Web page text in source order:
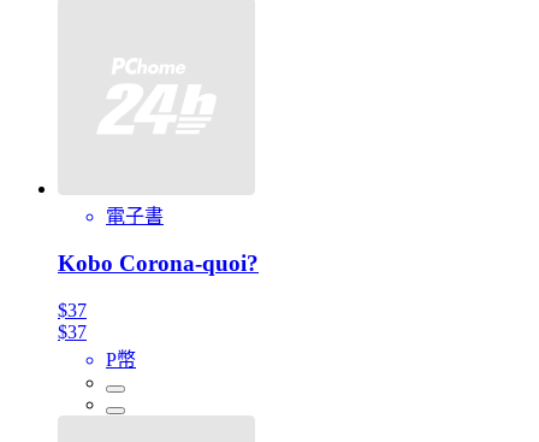
電子書
Kobo Corona-quoi?
$37
$37
P幣